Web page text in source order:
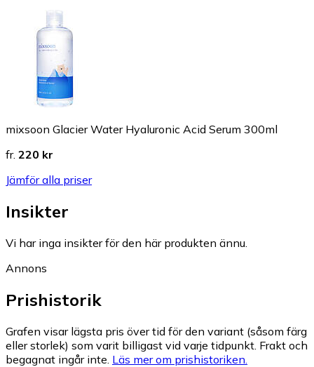
mixsoon Glacier Water Hyaluronic Acid Serum 300ml
fr. 220 kr
Jämför alla priser
Insikter
Vi har inga insikter för den här produkten ännu.
Annons
Prishistorik
Grafen visar lägsta pris över tid för den variant (såsom färg
eller storlek) som varit billigast vid varje tidpunkt. Frakt och
begagnat ingår inte. Läs mer om prishistoriken.